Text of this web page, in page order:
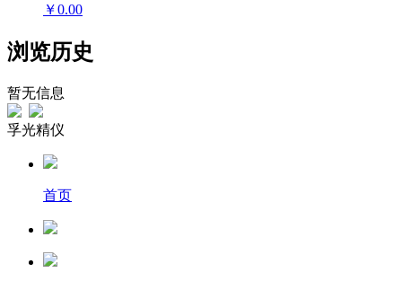
￥0.00
浏览历史
暂无信息
孚光精仪
首页